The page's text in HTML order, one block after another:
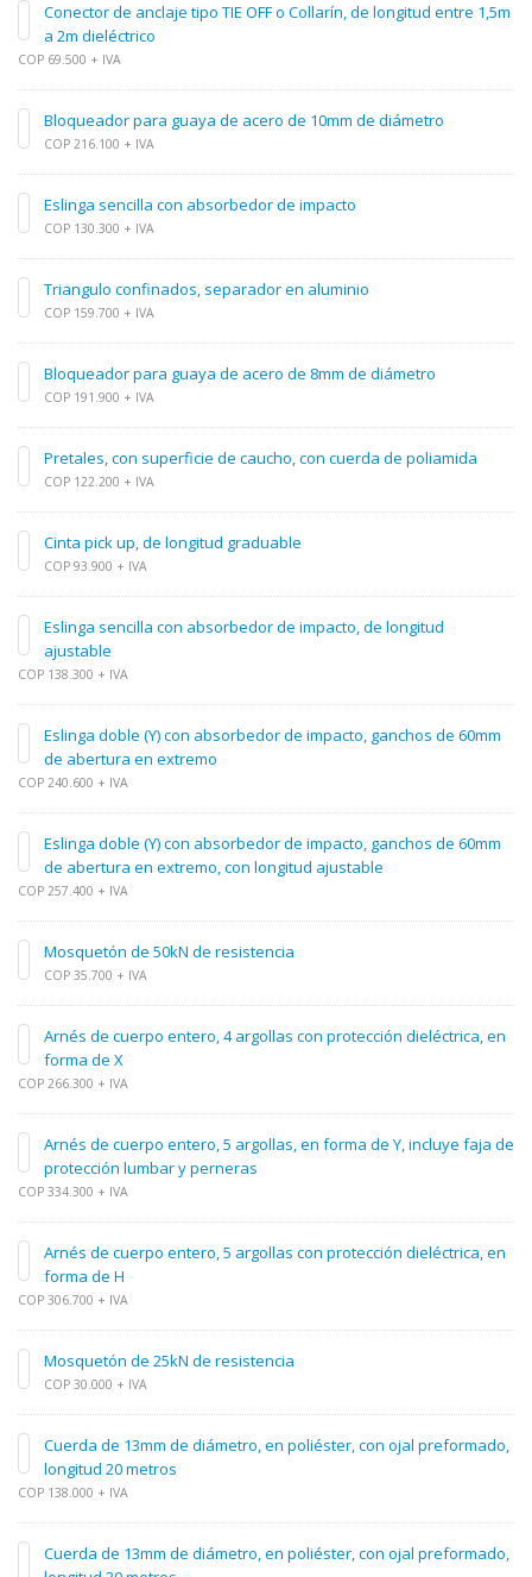
Conector de anclaje tipo TIE OFF o Collarín, de longitud entre 1,5m
a 2m dieléctrico
COP 69.500 + IVA
Bloqueador para guaya de acero de 10mm de diámetro
COP 216.100 + IVA
Eslinga sencilla con absorbedor de impacto
COP 130.300 + IVA
Triangulo confinados, separador en aluminio
COP 159.700 + IVA
Bloqueador para guaya de acero de 8mm de diámetro
COP 191.900 + IVA
Pretales, con superficie de caucho, con cuerda de poliamida
COP 122.200 + IVA
Cinta pick up, de longitud graduable
COP 93.900 + IVA
Eslinga sencilla con absorbedor de impacto, de longitud
ajustable
COP 138.300 + IVA
Eslinga doble (Y) con absorbedor de impacto, ganchos de 60mm
de abertura en extremo
COP 240.600 + IVA
Eslinga doble (Y) con absorbedor de impacto, ganchos de 60mm
de abertura en extremo, con longitud ajustable
COP 257.400 + IVA
Mosquetón de 50kN de resistencia
COP 35.700 + IVA
Arnés de cuerpo entero, 4 argollas con protección dieléctrica, en
forma de X
COP 266.300 + IVA
Arnés de cuerpo entero, 5 argollas, en forma de Y, incluye faja de
protección lumbar y perneras
COP 334.300 + IVA
Arnés de cuerpo entero, 5 argollas con protección dieléctrica, en
forma de H
COP 306.700 + IVA
Mosquetón de 25kN de resistencia
COP 30.000 + IVA
Cuerda de 13mm de diámetro, en poliéster, con ojal preformado,
longitud 20 metros
COP 138.000 + IVA
Cuerda de 13mm de diámetro, en poliéster, con ojal preformado,